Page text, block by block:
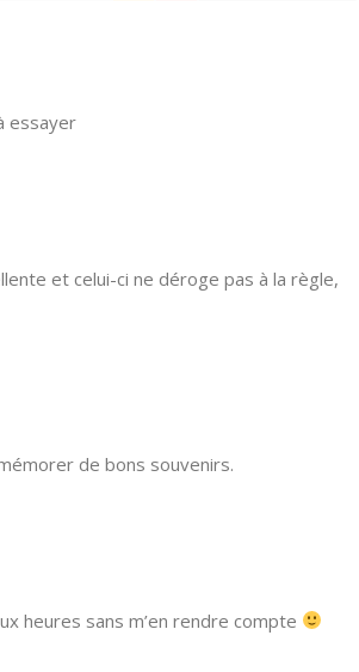
essayer
et celui-ci ne déroge pas à la règle,
de bons souvenirs.
heures sans m’en rendre compte